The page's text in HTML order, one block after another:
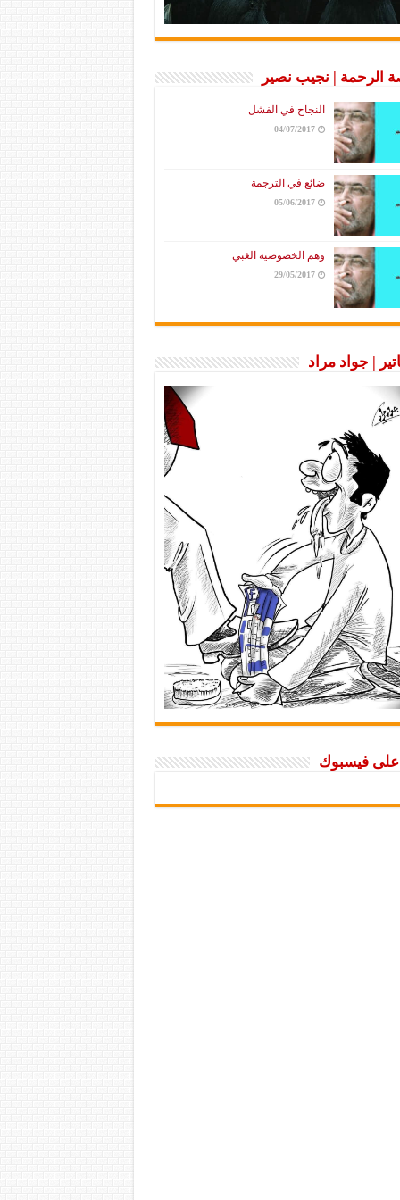
الرحمة | نجيب نصير
النجاح في الفشل
04/07/2017
ضائع في الترجمة
05/06/2017
وهم الخصوصية الغبي
29/05/2017
| جواد مراد
على فيسبوك